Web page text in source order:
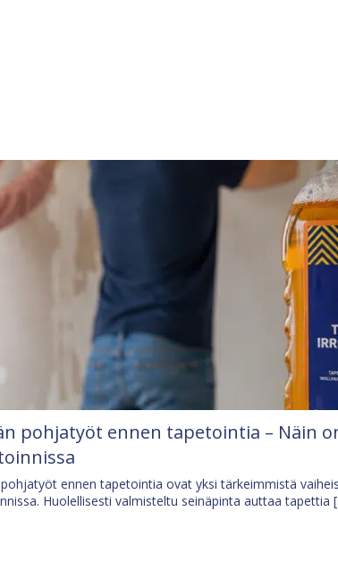
pohjatyöt ennen tapetointia – Näin
ennen tapetointia ovat yksi tärkeimmistä
Huolellisesti valmisteltu seinäpinta auttaa tapettia